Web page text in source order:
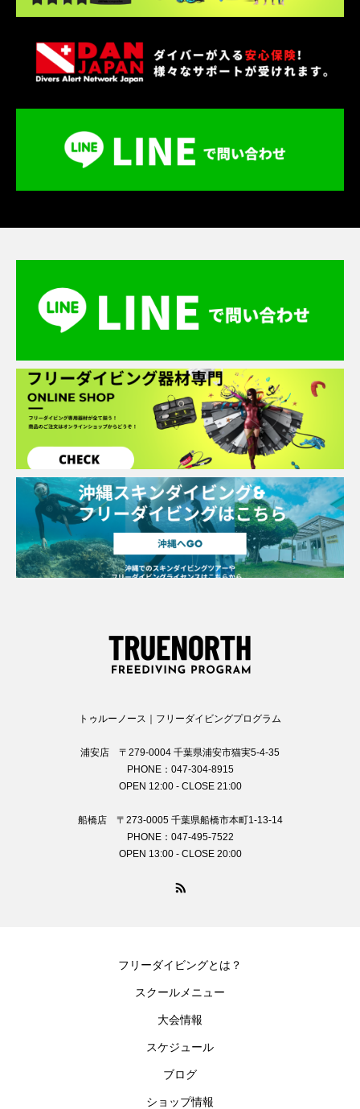
トゥルーノース｜フリーダイビングプログラム
浦安店 〒279-0004 千葉県浦安市猫実5-4-35
PHONE：047-304-8915
OPEN 12:00 - CLOSE 21:00
船橋店 〒273-0005 千葉県船橋市本町1-13-14
PHONE：047-495-7522
OPEN 13:00 - CLOSE 20:00
フリーダイビングとは？
スクールメニュー
大会情報
スケジュール
ブログ
ショップ情報